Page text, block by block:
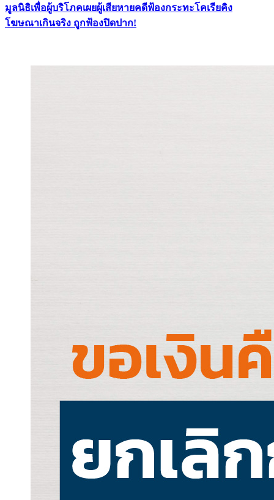
มูลนิธิเพื่อผู้บริโภคเผยผู้เสียหายคดีฟ้องกระทะโคเรียคิง
โฆษณาเกินจริง ถูกฟ้องปิดปาก!